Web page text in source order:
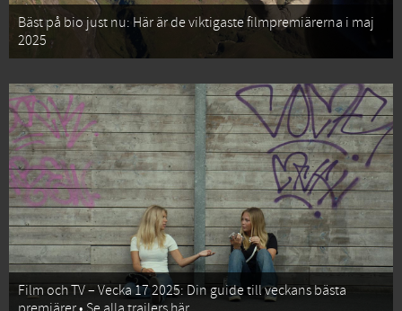
Bäst på bio just nu: Här är de viktigaste filmpremiärerna i maj
2025
Film och TV – Vecka 17 2025: Din guide till veckans bästa